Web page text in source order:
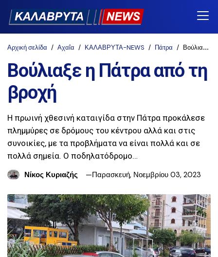
Αρχική σελίδα Αχαΐα ΚΑΛΑΒΡΥΤΑ-NEWS Πάτρα Βούλιαξε η Πάτρα από τη βροχή
Βούλιαξε η Πάτρα από τη
βροχή
Η πρωινή χθεσινή καταιγίδα στην Πάτρα προκάλεσε
πλημμύρες σε δρόμους του κέντρου αλλά και στις
συνοικίες, με τα προβλήματα να είναι πολλά και σε
πολλά σημεία. Ο ποδηλατόδρομο…
Νίκος Κυριαζής
Παρασκευή, Νοεμβρίου 03, 2023